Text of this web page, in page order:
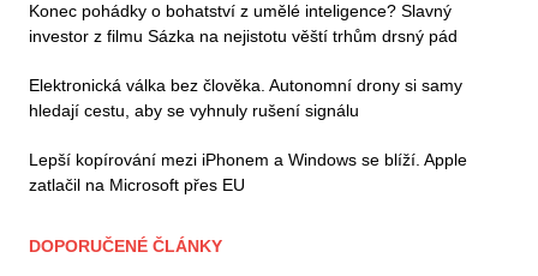
Konec pohádky o bohatství z umělé inteligence? Slavný
investor z filmu Sázka na nejistotu věští trhům drsný pád
Elektronická válka bez člověka. Autonomní drony si samy
hledají cestu, aby se vyhnuly rušení signálu
Lepší kopírování mezi iPhonem a Windows se blíží. Apple
zatlačil na Microsoft přes EU
DOPORUČENÉ ČLÁNKY